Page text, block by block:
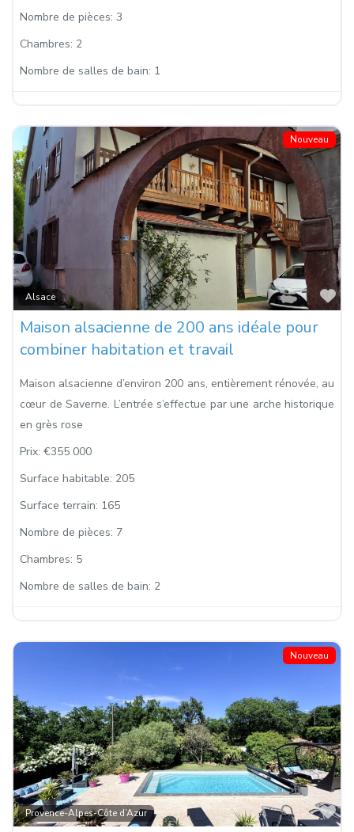
Nombre de pièces: 3
Chambres: 2
Nombre de salles de bain: 1
Nouveau
Alsace
Maison alsacienne de 200 ans idéale pour
combiner habitation et travail
Maison alsacienne d’environ 200 ans, entièrement rénovée, au
cœur de Saverne. L’entrée s’effectue par une arche historique
en grès rose
Prix: €355 000
Surface habitable: 205
Surface terrain: 165
Nombre de pièces: 7
Chambres: 5
Nombre de salles de bain: 2
Nouveau
Provence-Alpes-Côte d’Azur